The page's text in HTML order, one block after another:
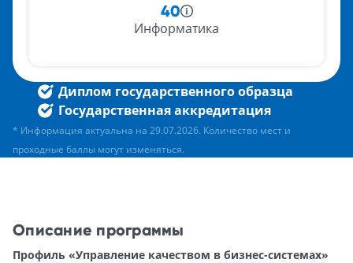
40
Информатика
Диплом государственного образца
Государственная аккредитация
* Информация актуальна на 29.07.2026. Количество мест и
проходные баллы могут изменяться.
Описание программы
Профиль «Управление качеством в бизнес-системах»